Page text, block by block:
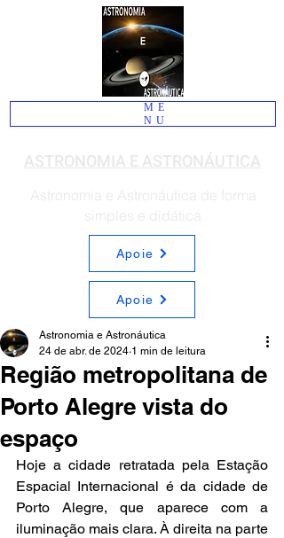
ASTRONOMIA E ASTRONÁUTICA
ME
NU
Astronomia e Astronáutica de forma
simples e didática
Apoie
Apoie
Região metropolitana de
Porto Alegre vista do
espaço
Astronomia e Astronáutica
24 de abr. de 2024 1 min de leitura
Hoje a cidade retratada pela Estação
Espacial Internacional é da cidade de
Porto Alegre, que aparece com a
iluminação mais clara. À direita na parte